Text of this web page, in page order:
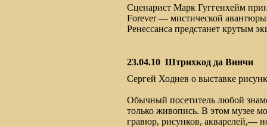
Сценарист Марк Гуггенхейм
Forever — мистической авантюры
Ренессанса предстанет крутым
23.04.10 Штрихкод да Винчи
Сергей Ходнев о выставке
Обычный посетитель любой
только живопись. В этом музее
гравюр, рисунков, акварелей,—